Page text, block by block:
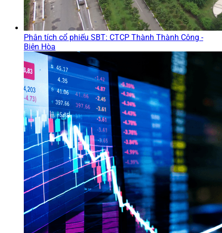
Phân tích cổ phiếu SBT: CTCP Thành Thành Công -
Biên Hòa